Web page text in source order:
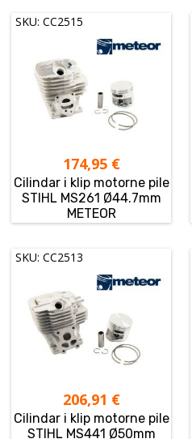
SKU: CC2515
174,95 €
Cilindar i klip motorne pile
STIHL MS261 Ø44.7mm
METEOR
SKU: CC2513
206,91 €
Cilindar i klip motorne pile
STIHL MS441 Ø50mm